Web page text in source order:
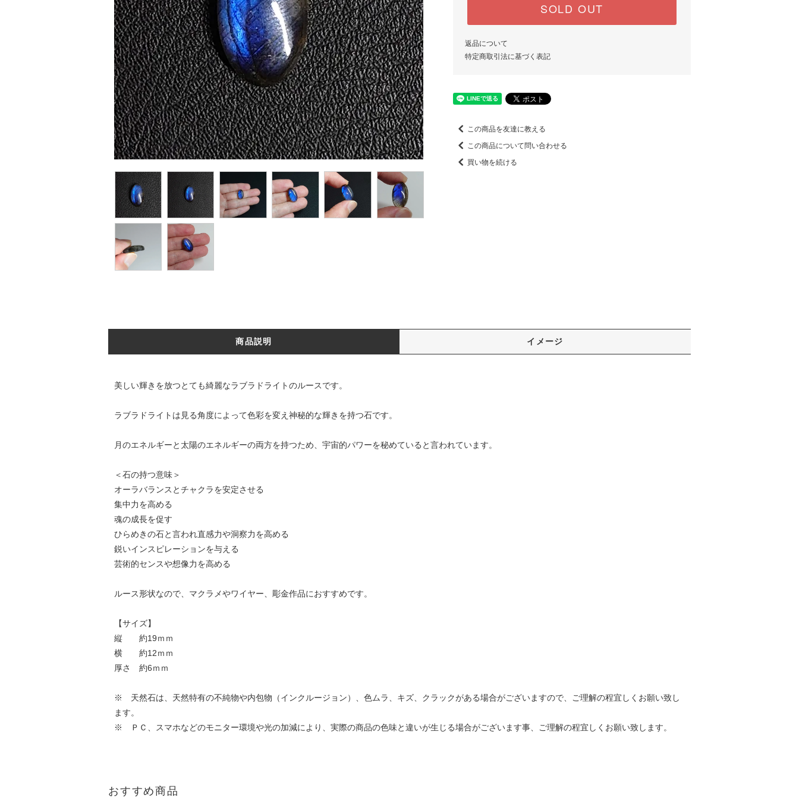
SOLD OUT
返品について
特定商取引法に基づく表記
この商品を友達に教える
この商品について問い合わせる
買い物を続ける
商品説明 イメージ
美しい輝きを放つとても綺麗なラブラドライトのルースです。
ラブラドライトは見る角度によって色彩を変え神秘的な輝きを持つ石です。
月のエネルギーと太陽のエネルギーの両方を持つため、宇宙的パワーを秘めていると言われています。
＜石の持つ意味＞
オーラバランスとチャクラを安定させる
集中力を高める
魂の成長を促す
ひらめきの石と言われ直感力や洞察力を高める
鋭いインスピレーションを与える
芸術的センスや想像力を高める
ルース形状なので、マクラメやワイヤー、彫金作品におすすめです。
【サイズ】
縦 約19ｍｍ
横 約12ｍｍ
厚さ 約6ｍｍ
※ 天然石は、天然特有の不純物や内包物（インクルージョン）、色ムラ、キズ、クラックがある場合がございますので、ご理解の程宜しくお願い致し
ます。
※ ＰＣ、スマホなどのモニター環境や光の加減により、実際の商品の色味と違いが生じる場合がございます事、ご理解の程宜しくお願い致します。
おすすめ商品